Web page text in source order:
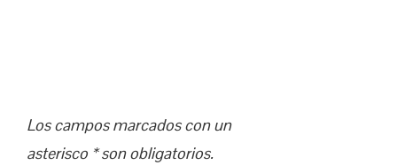
Los campos marcados con un
asterisco * son obligatorios.